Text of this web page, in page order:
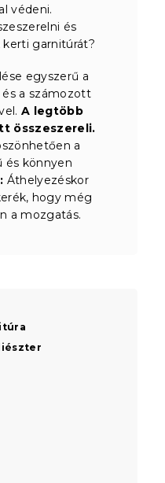
védeni.
és
kerti garnitúrát?
egyszerű a
a számozott
A legtöbb
összeszereli.
a
és könnyen
Áthelyezéskor
hogy még
a mozgatás.